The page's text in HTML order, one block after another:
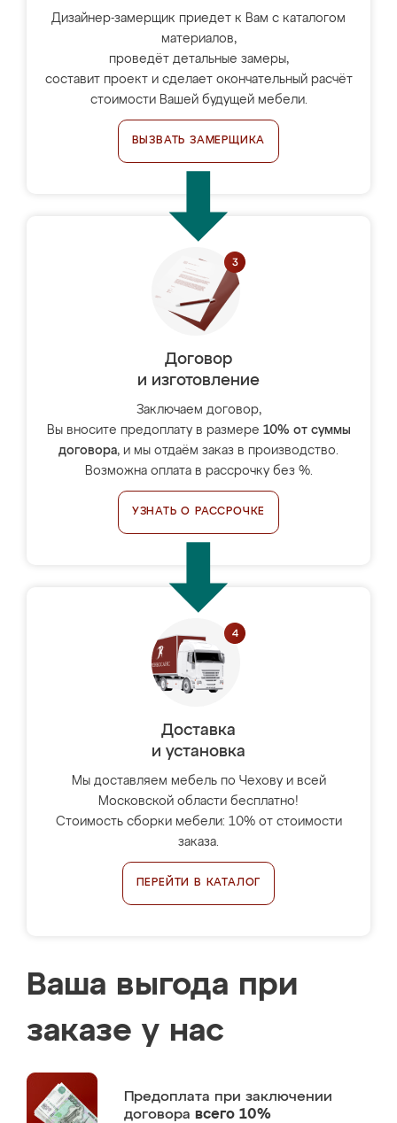
Дизайнер-замерщик приедет к Вам с каталогом
материалов,
проведёт детальные замеры,
составит проект и сделает окончательный расчёт
стоимости Вашей будущей мебели.
ВЫЗВАТЬ ЗАМЕРЩИКА
Договор
и изготовление
Заключаем договор,
Вы вносите предоплату в размере 10% от суммы
договора, и мы отдаём заказ в производство.
Возможна оплата в рассрочку без %.
УЗНАТЬ О РАССРОЧКЕ
Доставка
и установка
Мы доставляем мебель по Чехову и всей
Московской области бесплатно!
Стоимость сборки мебели: 10% от стоимости
заказа.
ПЕРЕЙТИ В КАТАЛОГ
Ваша выгода при
заказе у нас
Предоплата при заключении
договора всего 10%